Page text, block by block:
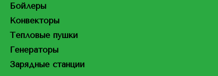
Бойлеры
Конвекторы
Тепловые пушки
Генераторы
Зарядные станции